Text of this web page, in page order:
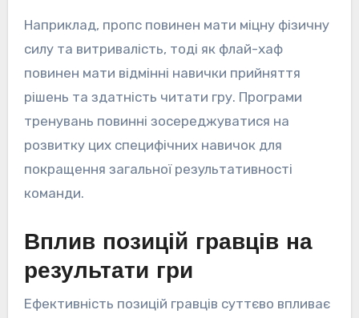
Наприклад, пропс повинен мати міцну фізичну
силу та витривалість, тоді як флай-хаф
повинен мати відмінні навички прийняття
рішень та здатність читати гру. Програми
тренувань повинні зосереджуватися на
розвитку цих специфічних навичок для
покращення загальної результативності
команди.
Вплив позицій гравців на
результати гри
Ефективність позицій гравців суттєво впливає